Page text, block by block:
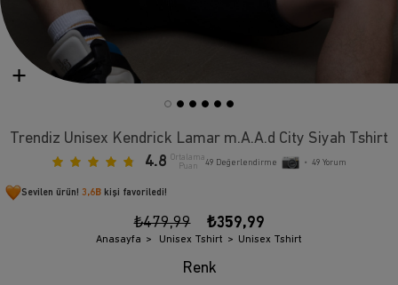
Trendiz Unisex Kendrick Lamar m.A.A.d City Siyah Tshirt
4.8 Ortalama
Puan
49 Değerlendirme • 49 Yorum
Sevilen ürün! 3,6B kişi favoriledi!
₺479,99 ₺359,99
Anasayfa Unisex Tshirt Unisex Tshirt